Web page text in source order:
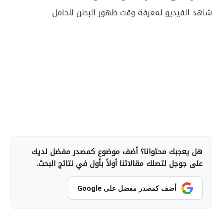
شاهد الفيديو لمعرفة وقت ظهور البطن للحامل
هل يعجبك محتوانا؟ أضف موضوع كمصدر مفضل لديك
على جوجل لتصلك مقالاتنا أولاً بأول في نتائج البحث.
أضف كمصدر مفضل على Google